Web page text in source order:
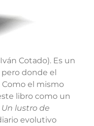
Cotado). Es un
pero donde el
Como el mismo
libro como un
Un lustro de
evolutivo